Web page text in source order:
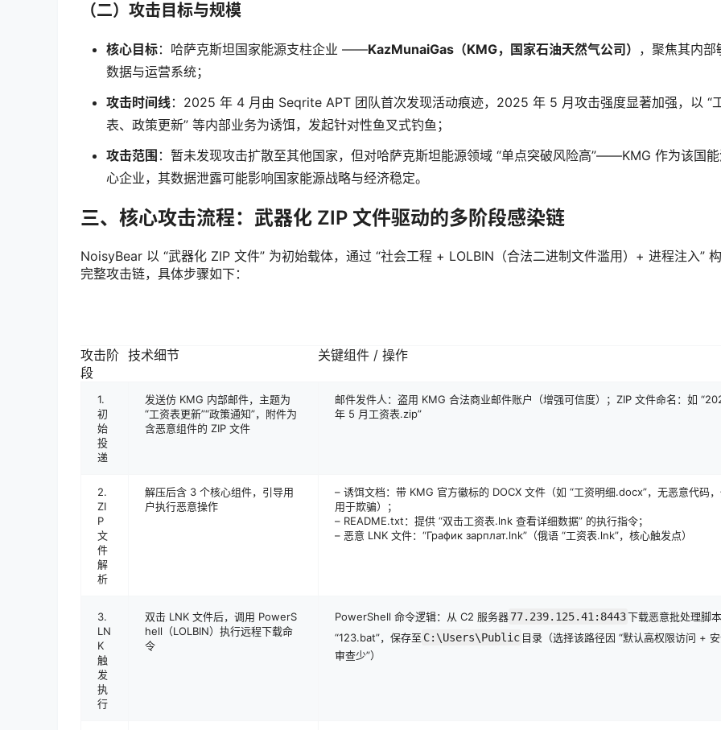
（二）攻击目标与规模
核心目标：哈萨克斯坦国家能源支柱企业 ——KazMunaiGas（KMG，国家石油天然气公司） ，聚焦其内部
数据与运营系统；
攻击时间线：2025 年 4 月由 Seqrite APT 团队首次发现活动痕迹，2025 年 5 月攻击强度显著加强，以 “
表、政策更新” 等内部业务为诱饵，发起针对性鱼叉式钓鱼；
攻击范围 ：暂未发现攻击扩散至其他国家，但对哈萨克斯坦能源领域 “单点突破风险高”——KMG 作为该国
心企业，其数据泄露可能影响国家能源战略与经济稳定。
三、核心攻击流程：武器化 ZIP 文件驱动的多阶段感染链
NoisyBear 以 “武器化 ZIP 文件” 为初始载体，通过 “社会工程 + LOLBIN（合法二进制文件滥用）+ 进程注入”
完整攻击链，具体步骤如下：
攻击阶
段
技术细节 关键组件 / 操作
1.
初
始
投
递
发送仿 KMG 内部邮件，主题为
“工资表更新”“政策通知”，附件为
含恶意组件的 ZIP 文件
邮件发件人：盗用 KMG 合法商业邮件账户（增强可信度）；ZIP 文件命名：如
年 5 月工资表.zip”
2.
ZI
P
文
件
解
析
解压后含 3 个核心组件，引导用
户执行恶意操作
– 诱饵文档：带 KMG 官方徽标的 DOCX 文件（如 “工资明细.docx”，无恶意代码
用于欺骗）；
– README.txt：提供 “双击工资表.lnk 查看详细数据” 的执行指令；
– 恶意 LNK 文件：“График зарплат.lnk”（俄语 “工资表.lnk”，核心触发点）
3.
LN
K
触
发
执
行
双击 LNK 文件后，调用 PowerS
hell（LOLBIN）执行远程下载命
令
PowerShell 命令逻辑：从 C2 服务器77.239.125.41:8443下载恶意批处理脚本
“123.bat”，保存至 C:\Users\Public 目录（选择该路径因 “默认高权限访问 +
审查少”）